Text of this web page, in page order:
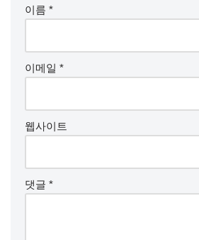
이름 *
이메일 *
웹사이트
댓글 *